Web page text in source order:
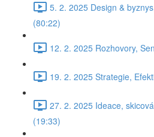
5. 2. 2025 Design &
(80:22)
12. 2. 2025 Rozhovory,
19. 2. 2025 Strategie,
27. 2. 2025 Ideace,
(19:33)